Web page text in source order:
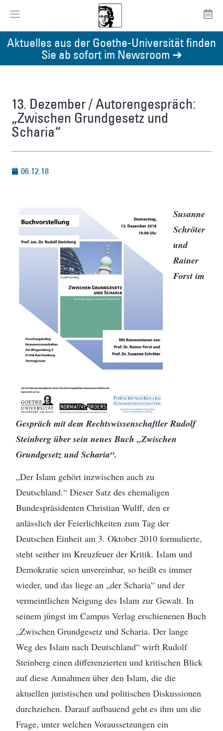
Aktuelles aus der Goethe-Universität finden
Sie ab sofort im Newsroom ➔
13. Dezember / Autorengespräch:
„Zwischen Grundgesetz und
Scharia“
06.12.18
Susanne
Schröter
und
Rainer
Forst im
Gespräch mit dem Rechtswissenschaftler Rudolf
Steinberg über sein neues Buch „Zwischen
Grundgesetz und Scharia“.
„Der Islam gehört inzwischen auch zu
Deutschland.“ Dieser Satz des ehemaligen
Bundespräsidenten Christian Wulff, den er
anlässlich der Feierlichkeiten zum Tag der
Deutschen Einheit am 3. Oktober 2010 formulierte,
steht seither im Kreuzfeuer der Kritik. Islam und
Demokratie seien unvereinbar, so heißt es immer
wieder, und das liege an „der Scharia“ und der
vermeintlichen Neigung des Islam zur Gewalt. In
seinem jüngst im Campus Verlag erschienenen Buch
„Zwischen Grundgesetz und Scharia. Der lange
Weg des Islam nach Deutschland“ wirft Rudolf
Steinberg einen differenzierten und kritischen Blick
auf diese Annahmen über den Islam, die die
aktuellen juristischen und politischen Diskussionen
durchziehen. Darauf aufbauend geht es ihm um die
Frage, unter welchen Voraussetzungen ein